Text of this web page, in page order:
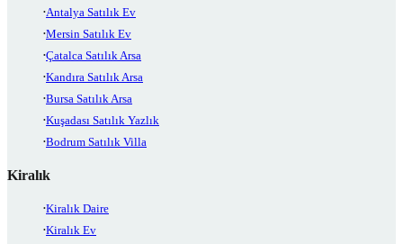
Antalya Satılık Ev
Mersin Satılık Ev
Çatalca Satılık Arsa
Kandıra Satılık Arsa
Bursa Satılık Arsa
Kuşadası Satılık Yazlık
Bodrum Satılık Villa
Kiralık
Kiralık Daire
Kiralık Ev